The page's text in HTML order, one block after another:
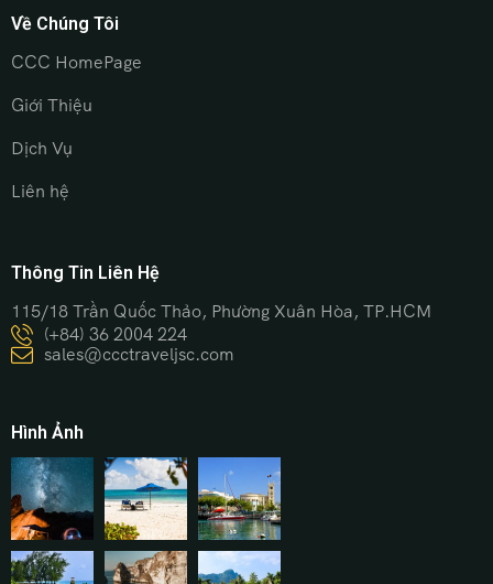
Về Chúng Tôi
CCC HomePage
Giới Thiệu
Dịch Vụ
Liên hệ
Thông Tin Liên Hệ
115/18 Trần Quốc Thảo, Phường Xuân Hòa, TP.HCM
(+84) 36 2004 224
sales@ccctraveljsc.com
Hình Ảnh